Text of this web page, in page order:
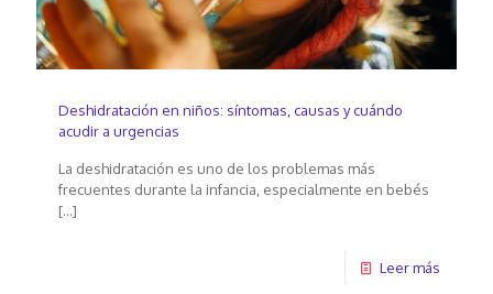
Deshidratación en niños: síntomas, causas y cuándo
acudir a urgencias
La deshidratación es uno de los problemas más
frecuentes durante la infancia, especialmente en bebés
[…]
Leer más